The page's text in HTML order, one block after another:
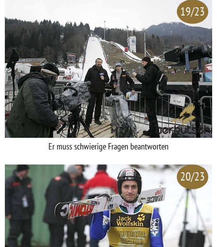
19/23
Er muss schwierige Fragen beantworten
20/23